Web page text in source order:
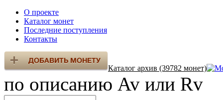
О проекте
Каталог монет
Последние поступления
Контакты
Каталог архив (39782 монет)
по описанию Av или Rv